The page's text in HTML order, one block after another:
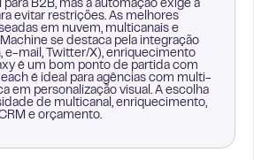
B2B, mas a automação exige a
evitar restrições. As melhores
em nuvem, multicanais e
se destaca pela integração
e-mail, Twitter/X), enriquecimento
é um bom ponto de partida com
é ideal para agências com multi-
em personalização visual. A escolha
de multicanal, enriquecimento,
e orçamento.